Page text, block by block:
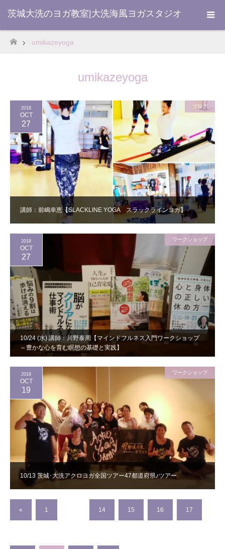
茨城大洗のヨガ教室|大洗海風ヨガスタジオ
ホーム
umikazeyoga
umikazeyoga
講師：前嶋幸恵【SLACKLINE YOGA スラックラインヨガ】
2018
OCT
27
ブログ
10/24 (水) 講師：川野泰周【マインドフルネス入門ワークショップ
～豊かな心を育む瞑想の基礎と実践】
2018
OCT
27
ワークショップ
10/13 茨城･大洗アクロヨガ全国ツアー47都道府県♪ツアー
2018
OCT
19
ワークショップ
« 1 14 15 16 17